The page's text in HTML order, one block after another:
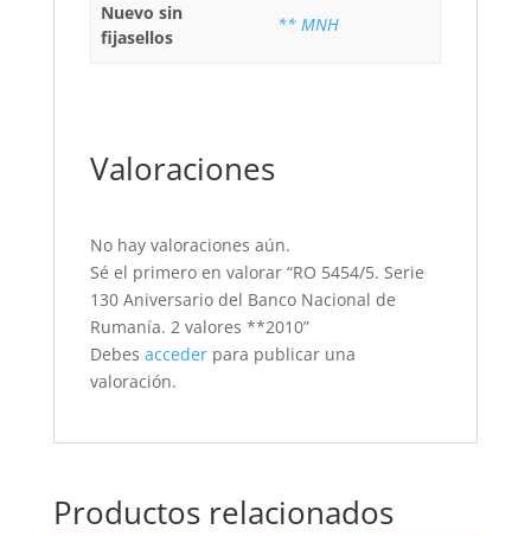
Nuevo sin
fijasellos
** MNH
Valoraciones
No hay valoraciones aún.
Sé el primero en valorar “RO 5454/5. Serie
130 Aniversario del Banco Nacional de
Rumanía. 2 valores **2010”
Debes accederpara publicar una
valoración.
Productos relacionados